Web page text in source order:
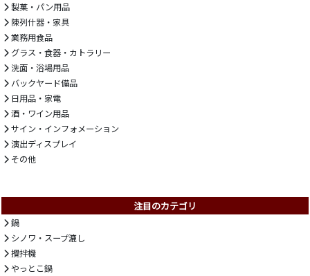
製菓・パン用品
陳列什器・家具
業務用食品
グラス・食器・カトラリー
洗面・浴場用品
バックヤード備品
日用品・家電
酒・ワイン用品
サイン・インフォメーション
演出ディスプレイ
その他
注目のカテゴリ
鍋
シノワ・スープ漉し
攪拌機
やっとこ鍋